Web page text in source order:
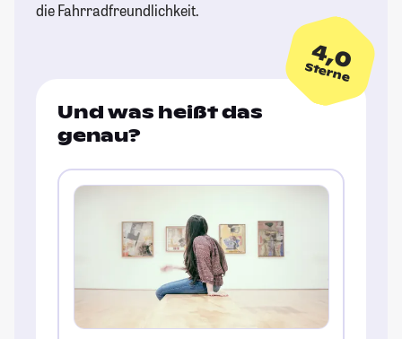
die Fahrradfreundlichkeit.
4,0
Sterne
Und was heißt das
genau?